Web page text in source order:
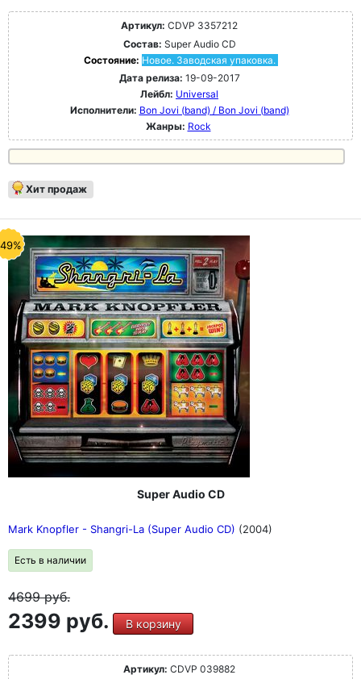
Артикул: CDVP 3357212
Состав: Super Audio CD
Состояние: Новое. Заводская упаковка.
Дата релиза: 19-09-2017
Лейбл: Universal
Исполнители: Bon Jovi (band) / Bon Jovi (band)
Жанры: Rock
Хит продаж
Super Audio CD
Mark Knopfler - Shangri-La (Super Audio CD) (2004)
Есть в наличии
4699руб.
2399 руб. В корзину
Артикул: CDVP 039882